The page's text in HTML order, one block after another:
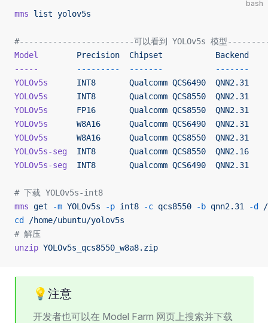
bash
mms list yolov5s
#------------------------可以看到 YOLOv5s 模型
Model
        Precision
  Chipset
           Backend
-----
        ---------
  -------
           -------
YOLOv5s
      INT8
       Qualcomm
QCS6490
  QNN2.31
YOLOv5s
      INT8
       Qualcomm
QCS8550
  QNN2.31
YOLOv5s
      FP16
       Qualcomm
QCS8550
  QNN2.31
YOLOv5s
      W8A16
      Qualcomm
QCS6490
  QNN2.31
YOLOv5s
      W8A16
      Qualcomm
QCS8550
  QNN2.31
YOLOv5s-seg
  INT8
       Qualcomm
QCS8550
  QNN2.16
YOLOv5s-seg
  INT8
       Qualcomm
QCS6490
  QNN2.31
# 下载 YOLOv5s-int8
mms get -m YOLOv5s -p int8 -c qcs8550 -b qnn2.31 -d
/
cd
/home/ubuntu/yolov5s
# 解压
unzip YOLOv5s_qcs8550_w8a8.zip
💡注意
开发者也可以在 Model Farm 网页上搜索并下载